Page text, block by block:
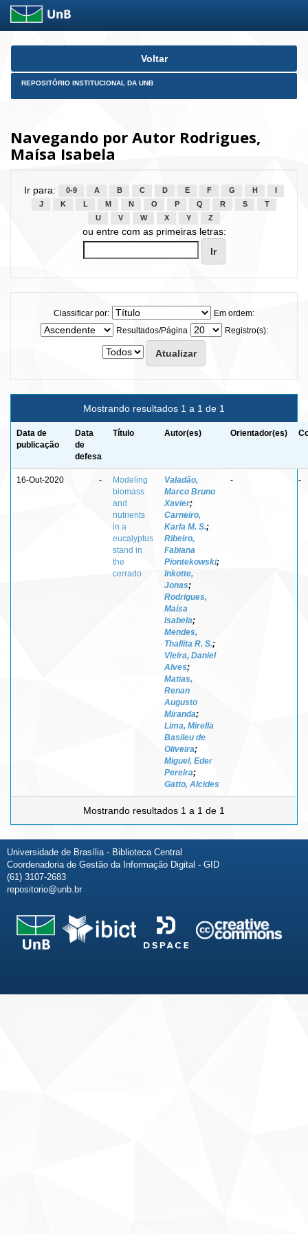
Skip
Voltar
REPOSITÓRIO INSTITUCIONAL DA UNB
Navegando por Autor Rodrigues,
Maísa Isabela
Ir para: 0-9 A B C D E F G H
J
K L M N O P Q R S
T
U
V W X Y Z
ou entre com as primeiras letras:
Classificar por:
Em ordem:
Resultados/Página
Registro(s):
Mostrando resultados 1 a 1 de 1
Data de
publicação
Data
de
defesa
Título Autor(es) Orientador(es)
16-Out-2020 -
Modeling
biomass
and
nutrients
in a
eucalyptus
stand in
the
cerrado
Valadão,
Marco Bruno
Xavier;
Carneiro,
Karla M. S.;
Ribeiro,
Fabiana
Piontekowski;
Inkotte,
Jonas;
Rodrigues,
Maísa
Isabela;
Mendes,
Thallita R. S.;
Vieira, Daniel
Alves;
Matias,
Renan
Augusto
Miranda;
Lima, Mirella
Basileu de
Oliveira;
Miguel, Eder
Pereira;
Gatto, Alcides
- -
Mostrando resultados 1 a 1 de 1
Universidade de Brasília - Biblioteca Central
Coordenadoria de Gestão da Informação Digital - GID
(61) 3107-2683
repositorio@unb.br